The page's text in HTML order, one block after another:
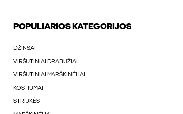
POPULIARIOS KATEGORIJOS
DŽINSAI
VIRŠUTINIAI DRABUŽIAI
VIRŠUTINIAI MARŠKINÉLIAI
KOSTIUMAI
STRIUKÉS